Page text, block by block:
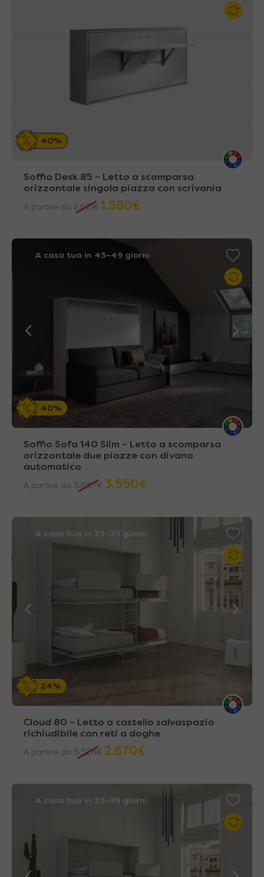
40%
Soffio Desk 85 – Letto a scomparsa
orizzontale singola piazza con scrivania
A partire da 2.621 € 1.580€
A casa tua in 43~49 giorni
40%
Soffio Sofa 140 Slim – Letto a scomparsa
orizzontale due piazze con divano
automatico
A partire da 5.887€ 3.550€
A casa tua in 33~39 giorni
24%
Cloud 80 – Letto a castello salvaspazio
richiudibile con reti a doghe
A partire da 3.528€ 2.670€
A casa tua in 33~39 giorni